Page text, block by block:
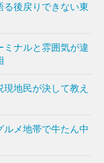
る後戻りできない東
ミナルと雰囲気が違
地民が決して教え
メ地帯で牛たん中